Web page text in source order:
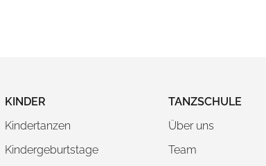
KINDER
Kindertanzen
Kindergeburtstage
TANZSCHULE
Über uns
Team